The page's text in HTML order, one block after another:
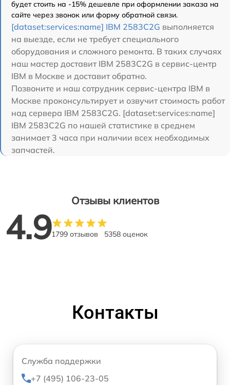
будет стоить на -15% дешевле при оформлении заказа на
сайте через звонок или форму обратной связи.
[dataset:services:name] IBM 2583C2G выполняется
на выезде, если не требует специального
оборудования и сложного ремонта. В таких случаях
наш мастер доставит IBM 2583C2G в сервис-центр
IBM в Москве и доставит обратно.
Позвоните и наш сотрудник сервис-центра IBM в
Москве проконсультирует и озвучит стоимость работ
над сервера IBM 2583C2G. [dataset:services:name]
IBM 2583C2G по нашей статистике в среднем
занимает 3 часа при наличии всех необходимых
запчастей.
Отзывы клиентов
4.91799 отзывов 5358 оценок
Контакты
Служба поддержки
+7 (495) 106-23-05